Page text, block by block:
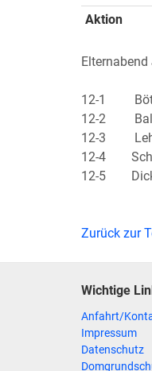
Aktion
12-1
12-2
12-3
12-4
12-5
Zurück zur
Wichtige
Anfahrt/
Impressum
Datenschutz